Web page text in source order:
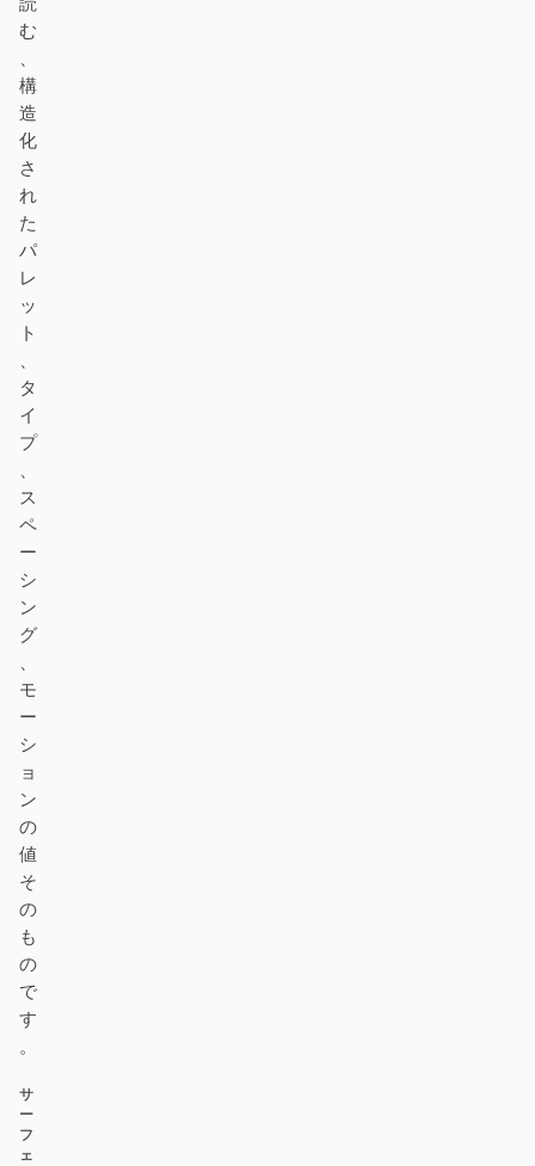
む
、
構
造
化
さ
れ
た
パ
レ
ッ
ト
、
タ
イ
プ
、
ス
ペ
ー
シ
ン
グ
、
モ
ー
シ
ョ
ン
の
値
そ
の
も
の
で
す
。
サ
ー
フ
ェ